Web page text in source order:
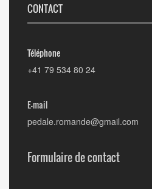
CONTACT
Téléphone
+41 79 534 80 24
E-mail
pedale.romande@gmail.com
Formulaire de contact